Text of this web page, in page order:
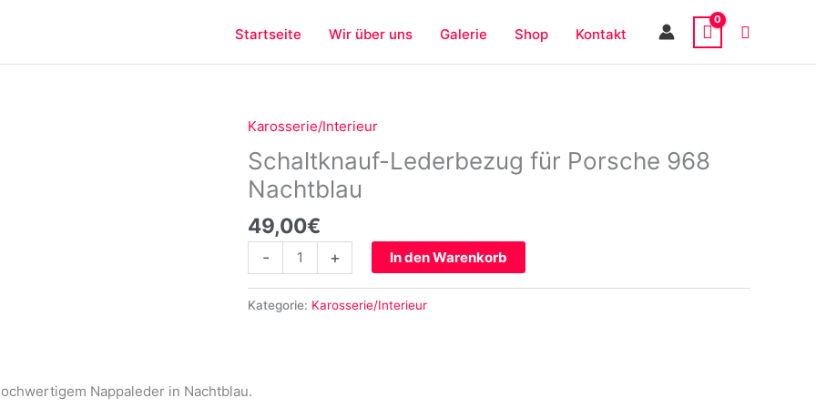
Startseite Wir über uns Galerie Shop Kontakt
Karosserie/Interieur
Schaltknauf-Lederbezug für Porsche 968
Nachtblau
49,00€
-
Schaltknauf-
Lederbezug
für
Porsche
968
Nachtblau
Menge
+ In den Warenkorb
Kategorie: Karosserie/Interieur
Nappaleder in Nachtblau.